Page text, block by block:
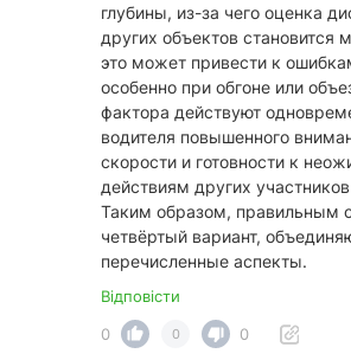
глубины, из-за чего оценка
других объектов становится
это может привести к
особенно при обгоне или
фактора действуют
водителя повышенного
скорости и готовности к
действиям других
Таким образом, правильным
четвёртый вариант,
перечисленные аспекты.
Відповісти
0
0 0